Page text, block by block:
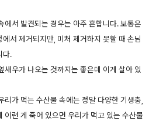
에서 발견되는 경우는 아주 흔합니다. 보통은
서 제거되지만, 미처 제거하지 못할 때 손님
다.
새우가 나오는 것까지는 좋은데 이게 살아 있
리가 먹는 수산물 속에는 정말 다양한 기생충,
이런 게 죽어 있으면 우리가 먹고 있는 수산물